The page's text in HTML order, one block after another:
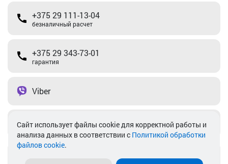
+375 29 111-13-04
безналичный расчет
+375 29 343-73-01
гарантия
Viber
Telegram
Cайт использует файлы cookie для корректной работы и
анализа данных в соответствии с Политикой обработки
файлов cookie.